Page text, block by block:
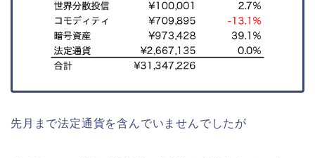
先月まで法定通貨を含んでいませんでしたが